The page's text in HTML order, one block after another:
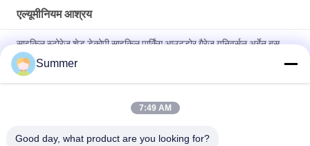
एल्यूमीनियम आश्रय
साइकिल स्टोरेज शेड डेकोपी साइकिल पार्किंग आउटडोर गैरेज यूनिवर्सल अर्बेन बस
बाइक शेल्टर
छत समायोज्य आउटडोर गज़ेबो एल्यूमीनियम छत भवन बारिश के लिए आंगन के लिए
स्थापित करने के लिए आसान 3x3 एल्यूमीनियम जलरोधक प्रणाली Pergola
Summer
7:49 AM
Good day, what product are you looking for?